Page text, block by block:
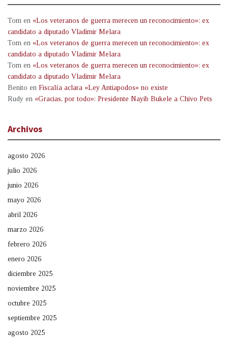
Tom en «Los veteranos de guerra merecen un reconocimiento»: ex
candidato a diputado Vladimir Melara
Tom en «Los veteranos de guerra merecen un reconocimiento»: ex
candidato a diputado Vladimir Melara
Tom en «Los veteranos de guerra merecen un reconocimiento»: ex
candidato a diputado Vladimir Melara
Benito en Fiscalía aclara «Ley Antiapodos» no existe
Rudy en «Gracias, por todo»: Presidente Nayib Bukele a Chivo Pets
Archivos
agosto 2026
julio 2026
junio 2026
mayo 2026
abril 2026
marzo 2026
febrero 2026
enero 2026
diciembre 2025
noviembre 2025
octubre 2025
septiembre 2025
agosto 2025